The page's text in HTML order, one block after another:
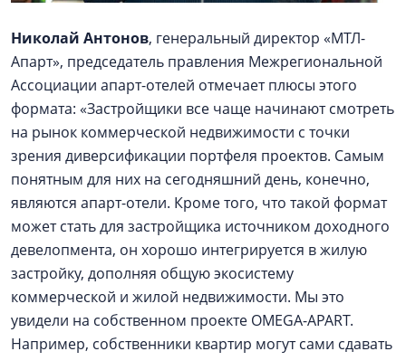
Николай Антонов, генеральный директор «МТЛ-
Апарт», председатель правления Межрегиональной
Ассоциации апарт-отелей отмечает плюсы этого
формата: «Застройщики все чаще начинают смотреть
на рынок коммерческой недвижимости с точки
зрения диверсификации портфеля проектов. Самым
понятным для них на сегодняшний день, конечно,
являются апарт-отели. Кроме того, что такой формат
может стать для застройщика источником доходного
девелопмента, он хорошо интегрируется в жилую
застройку, дополняя общую экосистему
коммерческой и жилой недвижимости. Мы это
увидели на собственном проекте OMEGA-APART.
Например, собственники квартир могут сами сдавать